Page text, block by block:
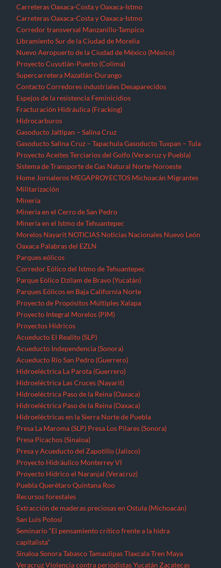
Carreteras Oaxaca-Costa y Oaxaca-Istmo
Carreteras Oaxaca-Costa y Oaxaca-Istmo
Corredor transversal Manzanillo-Tampico
Libramiento Sur de la Ciudad de Morelia
Nuevo Aeropuerto de la Ciudad de México (México)
Proyecto Cuyutlán-Puerto (Colima)
Supercarretera Mazatlán-Durango
Contacto Corredores industriales Desaparecidos
Espejos de la resistencia Feminicidios
Fracturación Hidráulica (Fracking)
Hidrocarburos
Gasoducto Jaltipan – Salina Cruz
Gasoducto Salina Cruz – Tapachula Gasoducto Tuxpan – Tula
Proyecto Aceites Terciarios del Golfo (Veracruz y Puebla)
Sistema de Transporte de Gas Natural Norte-Noroeste
Home Jornaleros MEGAPROYECTOS Michoacán Migrantes
Militarización
Minería
Minería en el Cerro de San Pedro
Minería en el Istmo de Tehuantepec
Morelos Nayarit NOTICIAS Noticias Nacionales Nuevo León
Oaxaca Palabras del EZLN
Parques eólicos
Corredor Eólico del Istmo de Tehuantepec
Parque Eólico Dzilam de Bravo (Yucatán)
Parques Eólicos en Baja California Norte
Proyecto de Propósitos Múltiples Xalapa
Proyecto Integral Morelos (PIM)
Proyectos Hídricos
Acueducto El Realito (SLP)
Acueducto Independencia (Sonora)
Acueducto Río San Pedro (Guerrero)
Hidroeléctrica La Parota (Guerrero)
Hidroeléctrica Las Cruces (Nayarit)
Hidroeléctrica Paso de la Reina (Oaxaca)
Hidroeléctrica Paso de la Reina (Oaxaca)
Hidroeléctricas en la Sierra Norte de Puebla
Presa La Maroma (SLP) Presa Los Pilares (Sonora)
Presa Picachos (Sinaloa)
Presa y Acueducto del Zapotillo (Jalisco)
Proyecto Hidráulico Monterrey VI
Proyecto Hídrico el Naranjal (Veracruz)
Puebla Querétaro Quintana Roo
Recursos forestales
Extracción de maderas preciosas en Ostula (Michoacán)
San Luis Potosí
Seminario “El pensamiento crítico frente a la hidra
capitalista”
Sinaloa Sonora Tabasco Tamaulipas Tlaxcala Tren Maya
Veracruz Violencia contra periodistas Yucatán Zacatecas